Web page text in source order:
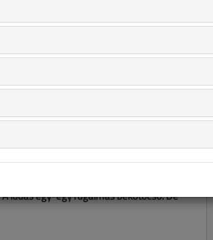
működéséről. Olyan földöntúli
ludas egy-egy rugalmas bekötőcső. De